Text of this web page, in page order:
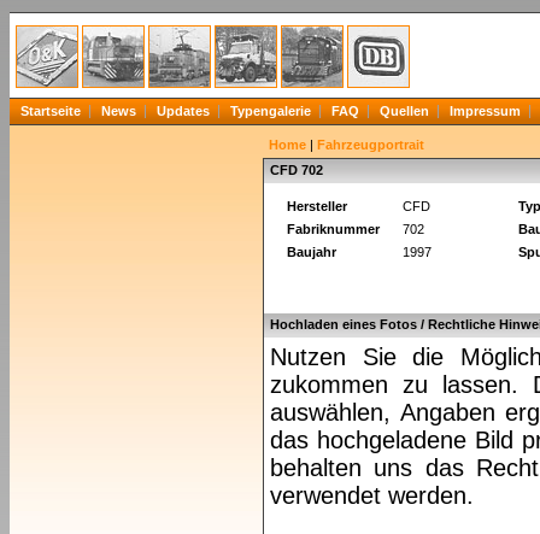
Startseite News Updates Typengalerie FAQ Quellen Impressum
Home | Fahrzeugportrait
CFD 702
Hersteller CFD
Typ
Fabriknummer
702
Baujahr
1997
Hochladen eines Fotos / Rechtliche
Nutzen Sie die
zukommen zu lassen.
auswählen, Angaben
das hochgeladene Bild
behalten uns das
verwendet werden.